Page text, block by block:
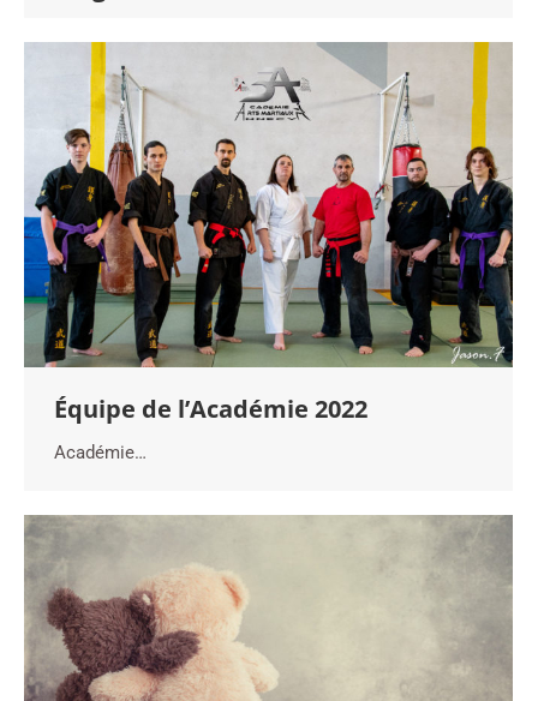
Équipe de l’Académie 2022
Académie…